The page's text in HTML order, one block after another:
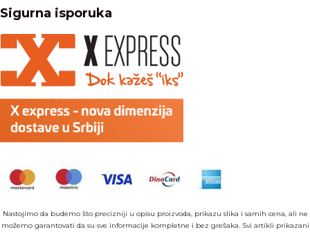
Sigurna isporuka
Nastojimo da budemo što precizniji u opisu proizvoda, prikazu slika i samih cena, ali ne
možemo garantovati da su sve informacije kompletne i bez grešaka. Svi artikli prikazani